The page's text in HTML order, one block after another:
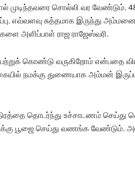
முடிந்தவரை சொல்லி வர வேண்டும்.
எவ்வளவு சுத்தமாக இருந்து
அளிப்பாள் ராஜ ராஜேஸ்வரி.
கொண்டு வருகிறோம் என்பதை
நமக்கு துணையாக அம்மன்
தொடர்ந்து உச்சாடணம்
பூஜை செய்து வணங்க வேண்டும்.